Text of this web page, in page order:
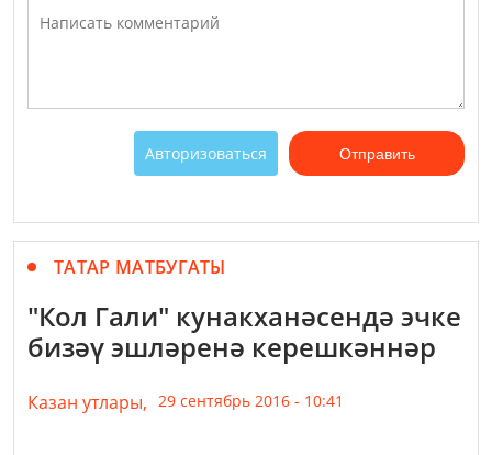
Авторизоваться Отправить
ТАТАР МАТБУГАТЫ
"Кол Гали" кунакханәсендә эчке
бизәү эшләренә керешкәннәр
Казан утлары, 29 сентябрь 2016 - 10:41